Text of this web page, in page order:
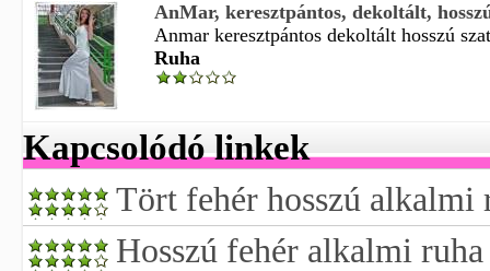
AnMar, keresztpántos, dekoltált,
Anmar keresztpántos dekoltált hosszú
Ruha
Kapcsolódó linkek
Tört fehér hosszú alkalmi
Hosszú fehér alkalmi ruha